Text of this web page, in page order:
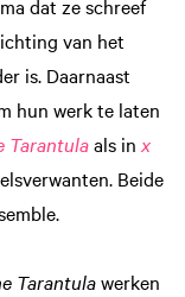
dat ze schreef
van het
is. Daarnaast
hun werk te laten
Tarantulaals inx
Beide
Tarantulawerken